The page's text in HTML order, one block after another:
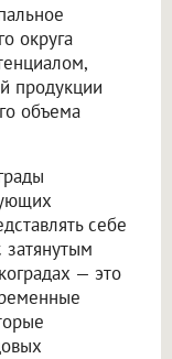
округа
продукции
объема
себе
затянутым
— это